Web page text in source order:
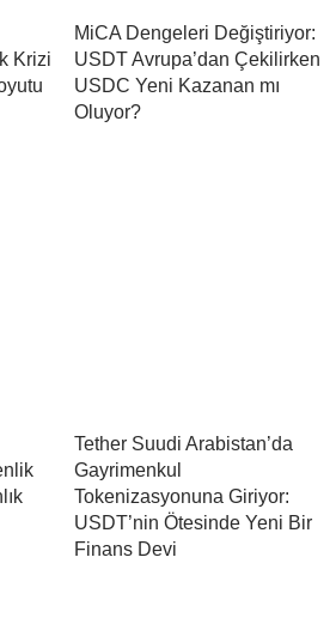
Krizi
MiCA Dengeleri Değiştiriyor:
USDT Avrupa’dan Çekilirken
USDC Yeni Kazanan mı
Oluyor?
Tether Suudi Arabistan’da
Gayrimenkul
Tokenizasyonuna Giriyor:
USDT’nin Ötesinde Yeni Bir
Finans Devi